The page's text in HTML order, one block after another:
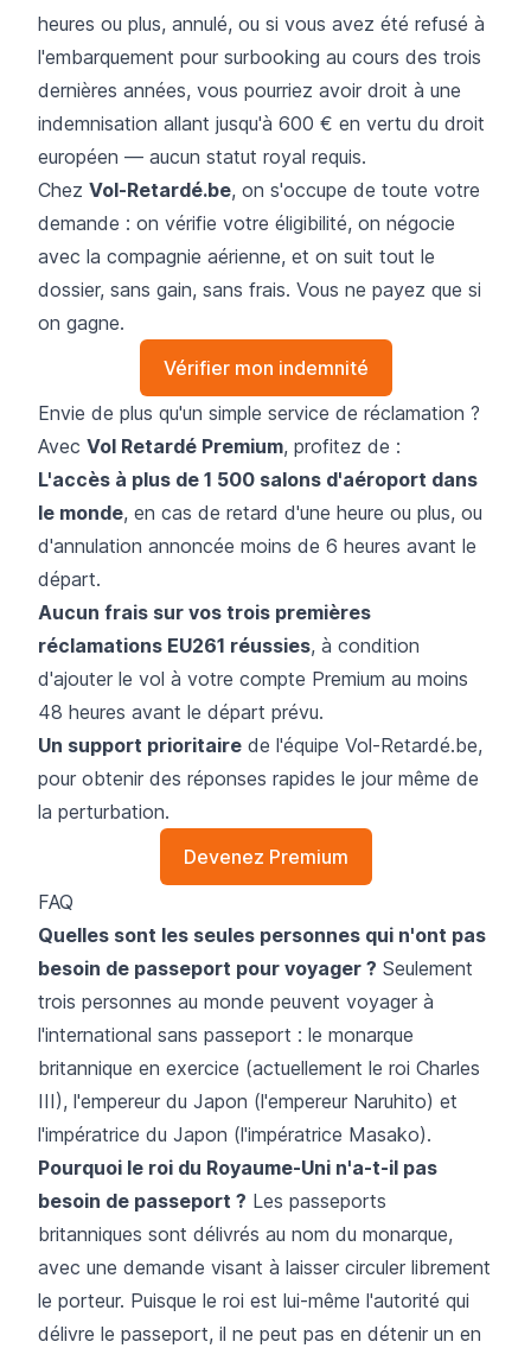
heures ou plus, annulé, ou si vous avez été refusé à
l'embarquement pour surbooking au cours des trois
dernières années, vous pourriez avoir droit à une
indemnisation allant jusqu'à 600 € en vertu du droit
européen — aucun statut royal requis.
Chez Vol-Retardé.be, on s'occupe de toute votre
demande : on vérifie votre éligibilité, on négocie
avec la compagnie aérienne, et on suit tout le
dossier, sans gain, sans frais. Vous ne payez que si
on gagne.
Vérifier mon indemnité
Envie de plus qu'un simple service de réclamation ?
Avec Vol Retardé Premium, profitez de :
L'accès à plus de 1 500 salons d'aéroport dans
le monde, en cas de retard d'une heure ou plus, ou
d'annulation annoncée moins de 6 heures avant le
départ.
Aucun frais sur vos trois premières
réclamations EU261 réussies, à condition
d'ajouter le vol à votre compte Premium au moins
48 heures avant le départ prévu.
Un support prioritaire de l'équipe Vol-Retardé.be,
pour obtenir des réponses rapides le jour même de
la perturbation.
Devenez Premium
FAQ
Quelles sont les seules personnes qui n'ont pas
besoin de passeport pour voyager ? Seulement
trois personnes au monde peuvent voyager à
l'international sans passeport : le monarque
britannique en exercice (actuellement le roi Charles
III), l'empereur du Japon (l'empereur Naruhito) et
l'impératrice du Japon (l'impératrice Masako).
Pourquoi le roi du Royaume-Uni n'a-t-il pas
besoin de passeport ? Les passeports
britanniques sont délivrés au nom du monarque,
avec une demande visant à laisser circuler librement
le porteur. Puisque le roi est lui-même l'autorité qui
délivre le passeport, il ne peut pas en détenir un en